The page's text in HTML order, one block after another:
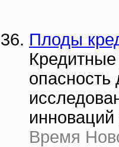
Плоды
опасность
Время